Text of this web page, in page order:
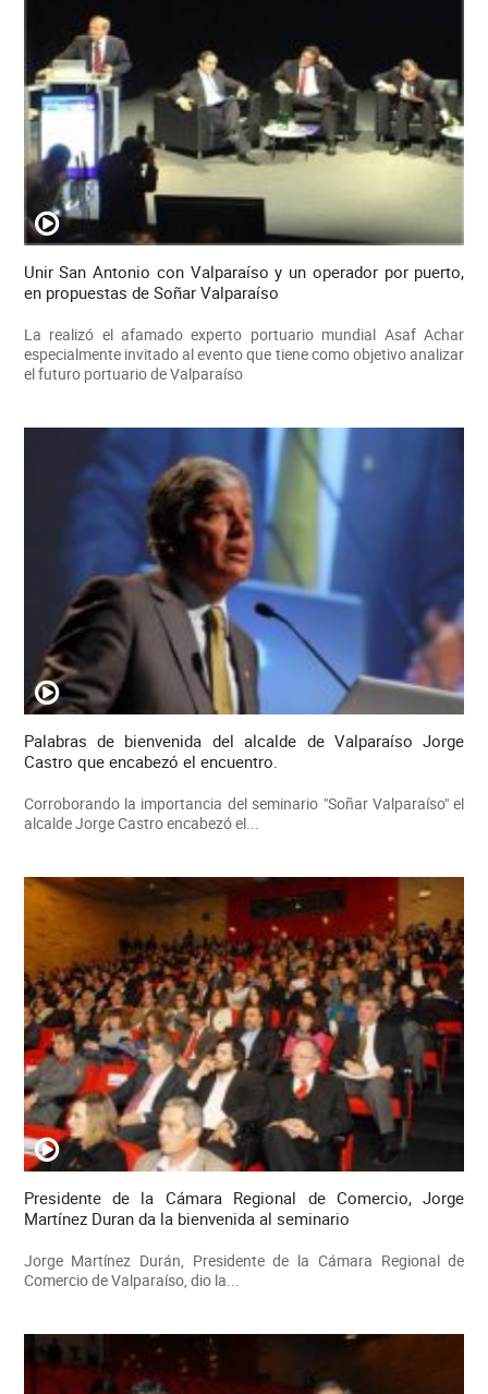
Unir San Antonio con Valparaíso y un operador por puerto,
en propuestas de Soñar Valparaíso
La realizó el afamado experto portuario mundial Asaf Achar
especialmente invitado al evento que tiene como objetivo analizar
el futuro portuario de Valparaíso
Palabras de bienvenida del alcalde de Valparaíso Jorge
Castro que encabezó el encuentro.
Corroborando la importancia del seminario "Soñar Valparaíso" el
alcalde Jorge Castro encabezó el...
Presidente de la Cámara Regional de Comercio, Jorge
Martínez Duran da la bienvenida al seminario
Jorge Martínez Durán, Presidente de la Cámara Regional de
Comercio de Valparaíso, dio la...